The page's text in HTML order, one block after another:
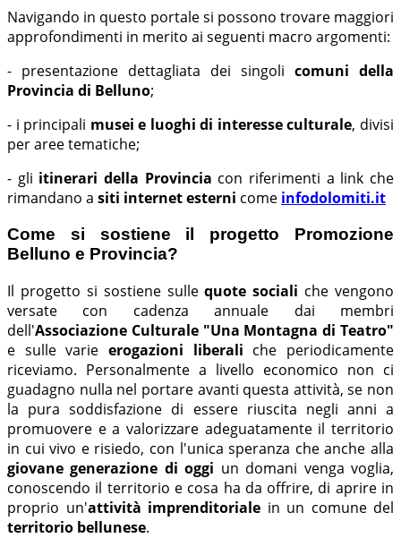
Navigando in questo portale si possono trovare maggiori
approfondimenti in merito ai seguenti macro argomenti:
- presentazione dettagliata dei singoli comuni della
Provincia di Belluno;
- i principali musei e luoghi di interesse culturale, divisi
per aree tematiche;
- gli itinerari della Provincia con riferimenti a link che
rimandano a siti internet esterni come infodolomiti.it
Come si sostiene il progetto Promozione
Belluno e Provincia?
Il progetto si sostiene sullequote sociali che vengono
versate con cadenza annuale dai membri
dell'Associazione Culturale "Una Montagna di Teatro"
e sulle varie erogazioni liberali che periodicamente
riceviamo. Personalmente a livello economico non ci
guadagno nulla nel portare avanti questa attività, se non
la pura soddisfazione di essere riuscita negli anni a
promuovere e a valorizzare adeguatamente il territorio
in cui vivo e risiedo, con l'unica speranza che anche alla
giovane generazione di oggi un domani venga voglia,
conoscendo il territorio e cosa ha da offrire, di aprire in
proprio un'attività imprenditoriale in un comune del
territorio bellunese.